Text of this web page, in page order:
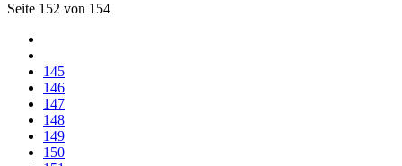
Seite 152 von 154
145
146
147
148
149
150